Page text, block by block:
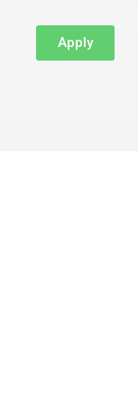
Apply